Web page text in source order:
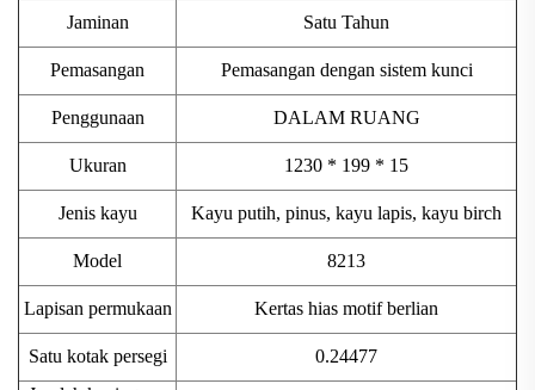
Jaminan Satu Tahun
Pemasangan Pemasangan dengan sistem kunci
Penggunaan DALAM RUANG
Ukuran 1230 * 199 * 15
Jenis kayu Kayu putih, pinus, kayu lapis, kayu birch
Model 8213
Lapisan permukaan Kertas hias motif berlian
Satu kotak persegi
0.24477